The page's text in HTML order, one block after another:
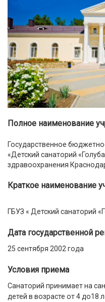
Полное наименование
Государственное
«Детский санаторий
здравоохранения
Краткое наименование
ГБУЗ « Детский санаторий
Дата государственной
25 сентября 2002 года
Условия приема
Санаторий принимает на
детей в возрасте от 4 до18